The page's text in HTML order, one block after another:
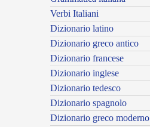
Verbi Italiani
Dizionario latino
Dizionario greco antico
Dizionario francese
Dizionario inglese
Dizionario tedesco
Dizionario spagnolo
Dizionario greco moderno